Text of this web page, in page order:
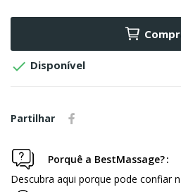
 Disponível
Partilhar
Porquê a BestMassage?
Descubra aqui porque pode confiar